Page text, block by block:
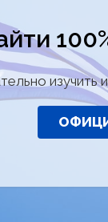
изучить